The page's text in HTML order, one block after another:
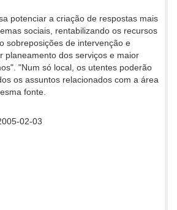
potenciar a criação de respostas mais
sociais, rentabilizando os recursos
sobreposições de intervenção e
planeamento dos serviços e maior
"Num só local, os utentes poderão
os assuntos relacionados com a área
fonte.
02-03